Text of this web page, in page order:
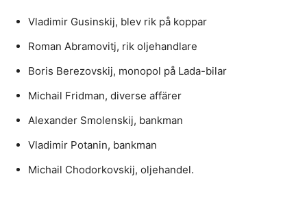
Vladimir Gusinskij, blev rik på koppar
Roman Abramovitj, rik oljehandlare
Boris Berezovskij, monopol på Lada-bilar
Michail Fridman, diverse affärer
Alexander Smolenskij, bankman
Vladimir Potanin, bankman
Michail Chodorkovskij, oljehandel.